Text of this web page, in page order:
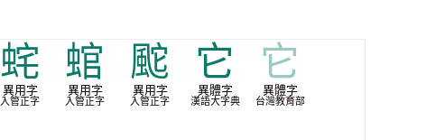
䖳
異用字
入管正字
䗆
異用字
入管正字
䬁
異用字
入管正字
它
異體字
漢語大字典
它
異體字
台灣教育部